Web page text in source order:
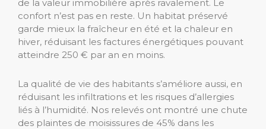
de la valeur immobilière après ravalement. Le
confort n’est pas en reste. Un habitat préservé
garde mieux la fraîcheur en été et la chaleur en
hiver, réduisant les factures énergétiques pouvant
atteindre 250 € par an en moins.
La qualité de vie des habitants s’améliore aussi, en
réduisant les infiltrations et les risques d’allergies
liés à l’humidité. Nos relevés ont montré une chute
des plaintes de moisissures de 45% dans les